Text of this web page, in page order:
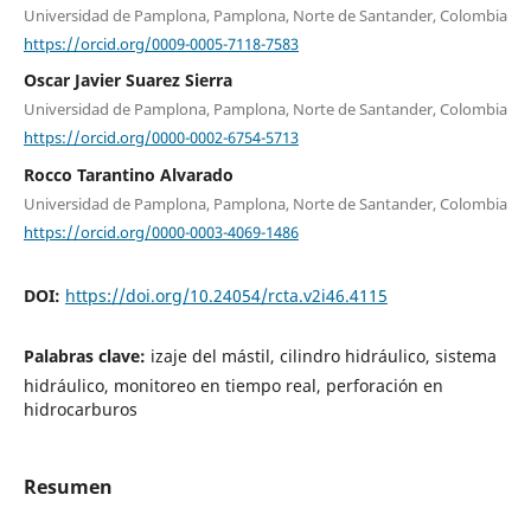
Universidad de Pamplona, Pamplona, Norte de Santander, Colombia
https://orcid.org/0009-0005-7118-7583
Oscar Javier Suarez Sierra
Universidad de Pamplona, Pamplona, Norte de Santander, Colombia
https://orcid.org/0000-0002-6754-5713
Rocco Tarantino Alvarado
Universidad de Pamplona, Pamplona, Norte de Santander, Colombia
https://orcid.org/0000-0003-4069-1486
DOI: https://doi.org/10.24054/rcta.v2i46.4115
Palabras clave: izaje del mástil, cilindro hidráulico, sistema
hidráulico, monitoreo en tiempo real, perforación en
hidrocarburos
Resumen